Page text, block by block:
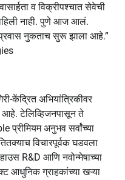
व विक्रीपश्चात सेवेची
नाही. पुणे आज आलं.
नुकताच सुरू झाला आहे.”
केंद्रित अभियांत्रिकीवर
आहे. टेलिव्हिजनपासून ते
प्रीमियम अनुभव सर्वांच्या
विचारपूर्वक घडवला
R&D आणि नवोन्मेषाच्या
आधुनिक ग्राहकांच्या खऱ्या